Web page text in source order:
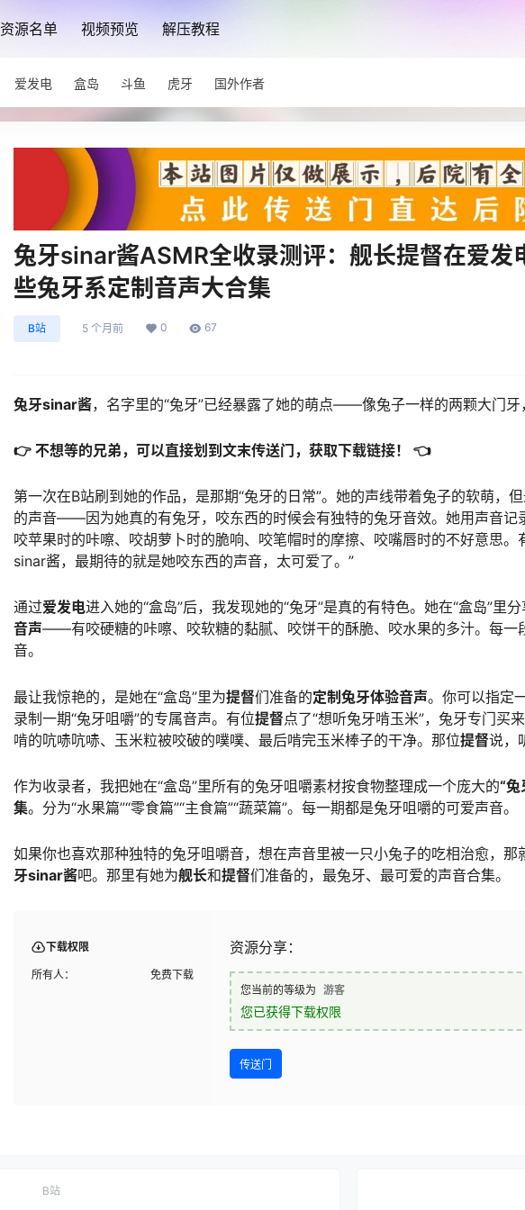
资源名单 视频预览 解压教程
爱发电 盒岛 斗鱼 虎牙 国外作者
兔牙sinar酱ASMR全收录测评：舰长提督在爱发
些兔牙系定制音声大合集
B站 5 个月前 0 67
兔牙sinar酱，名字里的“兔牙”已经暴露了她的萌点——像兔子一样的两颗大门牙
👉 不想等的兄弟，可以直接划到文末传送门，获取下载链接！ 👈
第一次在B站刷到她的作品，是那期“兔牙的日常”。她的声线带着兔子的软萌，
的声音——因为她真的有兔牙，咬东西的时候会有独特的兔牙音效。她用声音记
咬苹果时的咔嚓、咬胡萝卜时的脆响、咬笔帽时的摩擦、咬嘴唇时的不好意思。
sinar酱，最期待的就是她咬东西的声音，太可爱了。”
通过爱发电进入她的“盒岛”后，我发现她的“兔牙”是真的有特色。她在“盒岛”里分
音声——有咬硬糖的咔嚓、咬软糖的黏腻、咬饼干的酥脆、咬水果的多汁。每一
音。
最让我惊艳的，是她在“盒岛”里为提督们准备的定制兔牙体验音声。你可以指定
录制一期“兔牙咀嚼”的专属音声。有位提督点了“想听兔牙啃玉米”，兔牙专门买
啃的吭哧吭哧、玉米粒被咬破的噗噗、最后啃完玉米棒子的干净。那位提督说，
作为收录者，我把她在“盒岛”里所有的兔牙咀嚼素材按食物整理成一个庞大的“
集。分为“水果篇”“零食篇”“主食篇”“蔬菜篇”。每一期都是兔牙咀嚼的可爱声音。
如果你也喜欢那种独特的兔牙咀嚼音，想在声音里被一只小兔子的吃相治愈，那
牙sinar酱吧。那里有她为舰长和提督们准备的，最兔牙、最可爱的声音合集。
下载权限
所有人： 免费下载
资源分享：
您当前的等级为 游客
您已获得下载权限
传送门
B站